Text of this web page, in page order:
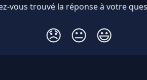
vous trouvé la réponse à votre
😞 😐 😃